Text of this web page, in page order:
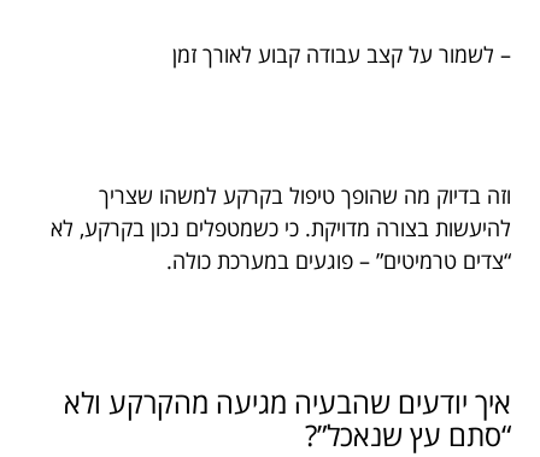
– לשמור על קצב עבודה קבוע לאורך זמן
וזה בדיוק מה שהופך טיפול בקרקע למשהו שצריך
להיעשות בצורה מדויקת. כי כשמטפלים נכון בקרקע, לא
“צדים טרמיטים” – פוגעים במערכת כולה.
איך יודעים שהבעיה מגיעה מהקרקע ולא
“סתם עץ שנאכל”?